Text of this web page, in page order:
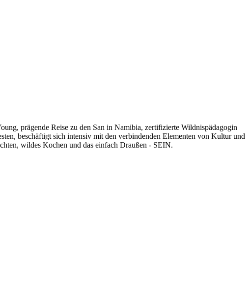
prägende Reise zu den San in Namibia, zertifizierte Wildnispädagogin
beschäftigt sich intensiv mit den verbindenden Elementen von Kultur und
wildes Kochen und das einfach Draußen - SEIN.